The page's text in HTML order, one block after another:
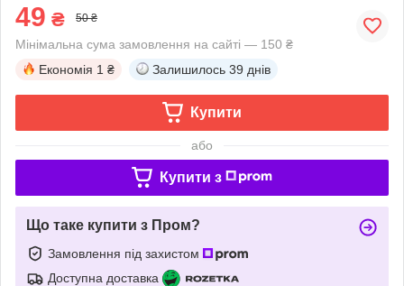
49 ₴ 50 ₴
Мінімальна сума замовлення на сайті — 150 ₴
Економія 1 ₴ Залишилось 39 днів
Купити
або
Купити з
Що таке купити з Пром?
Замовлення під захистом
Доступна доставка